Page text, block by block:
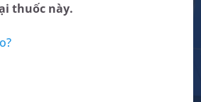
thuốc này.